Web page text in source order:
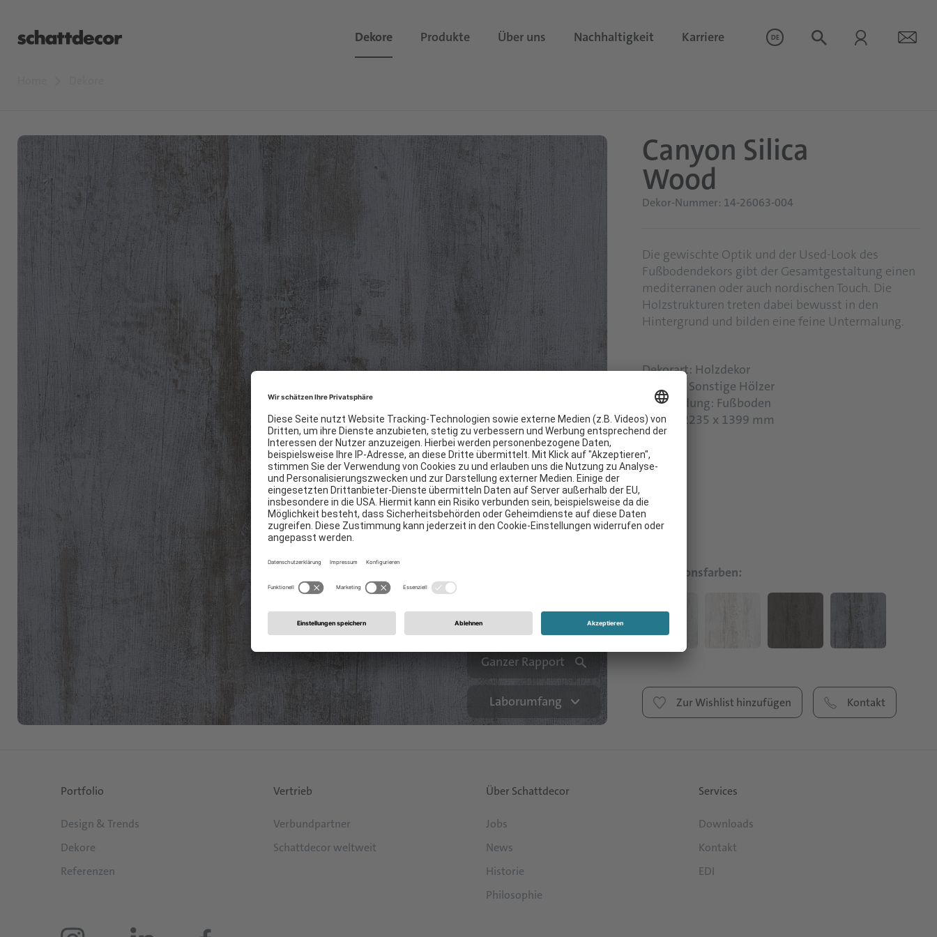
Dekore Produkte Über uns Nachhaltigkeit Karriere DE
Ganzer Rapport
Laborumfang
Canyon Silica
Wood
Dekor-Nummer: 14-26063-004
Die gewischte Optik und der Used-Look des
Fußbodendekors gibt der Gesamtgestaltung einen
mediterranen oder auch nordischen Touch. Die
Holzstrukturen treten dabei bewusst in den
Hintergrund und bilden eine feine Untermalung.
Dekorart: Holzdekor
Holzart: Sonstige Hölzer
Verwendung: Fußboden
Größe: 2235 x 1399 mm
Kollektionsfarben:
Zur Wishlist hinzufügen Kontakt
Portfolio
Design & Trends
Dekore
Referenzen
Vertrieb
Verbundpartner
Schattdecor weltweit
Über Schattdecor
Jobs
News
Historie
Philosophie
Services
Downloads
Kontakt
EDI